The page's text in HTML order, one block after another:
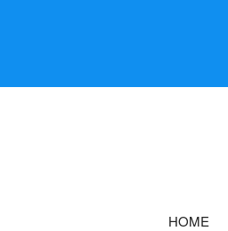
HOME